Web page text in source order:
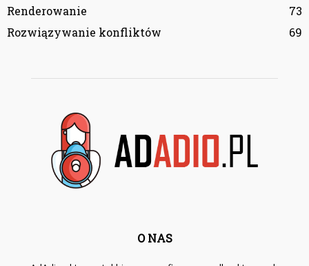
Renderowanie
73
Rozwiązywanie konfliktów
69
O NAS